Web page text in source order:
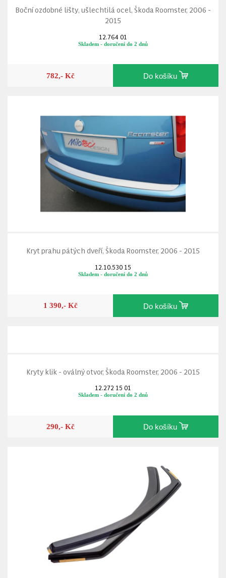
Boční ozdobné lišty, ušlechtilá ocel, Škoda Roomster, 2006 -
2015
12.764 01
Skladem - doručení do 2 dnů
782,- Kč Do košíku
Kryt prahu pátých dveří, Škoda Roomster, 2006 - 2015
12.10.530 15
Skladem - doručení do 2 dnů
1 390,- Kč Do košíku
Kryty klik - oválný otvor, Škoda Roomster, 2006 - 2015
12.272 15 01
Skladem - doručení do 2 dnů
290,- Kč Do košíku